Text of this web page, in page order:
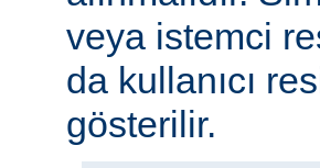
veya istemci
da kullanıcı
gösterilir.